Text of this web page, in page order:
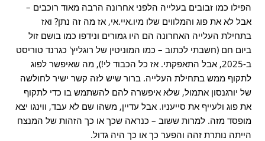
הפילו כמו זבובים בעלייה הלפני אחרונה הרבה מאוד רוכבים –
אבל לא את פוג והמלווים שלו מיו.איי.אי, אז מה זה נתן? ואז
בתחילת העלייה האחרונה הם היו גמורים ונידפו כמו בושם זול
ביום חם (חשבתי לכתוב – כמו המוניטין של רוגליץ' כגרנד טוריסט
ב-2025, אבל התאפקתי. אז כל הכבוד לי!), מה שאיפשר לפוג
לתקוף ממש בתחילת העלייה. ברור שיש לזה קשר ישיר לחולשה
של יורגנסון אתמול, שלא איפשרה להם להשתמש בו כדי לתקוף
את פוג ולעייף את סייעניו. אבל עדיין, משהו שם לא עבד, ווינגו יצא
מופסד מזה. למרות ששוב – כנראה שכך או כך הזהות של המנצח
הייתה נותרת זהה והפער כך או כך היה גדול.